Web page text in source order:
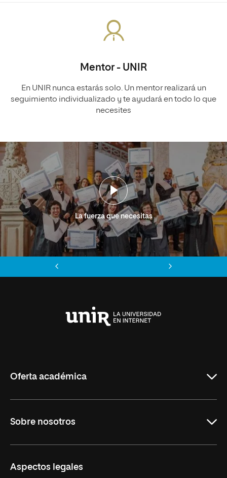
Mentor - UNIR
En UNIR nunca estarás solo. Un mentor realizará un
seguimiento individualizado y te ayudará en todo lo que
necesites
La fuerza que necesitas
Oferta académica
Másteres Oficiales
Másteres Propios
Doctorados
Sobre nosotros
Facultades
Aspectos legales